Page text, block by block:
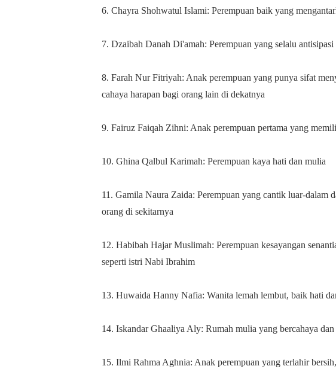
6. Chayra Shohwatul Islami: Perempuan baik yang
7. Dzaibah Danah Di'amah: Perempuan yang selalu
8. Farah Nur Fitriyah: Anak perempuan yang punya sifat
cahaya harapan bagi orang lain di dekatnya
9. Fairuz Faiqah Zihni: Anak perempuan pertama yang
10. Ghina Qalbul Karimah: Perempuan kaya hati dan mulia
11. Gamila Naura Zaida: Perempuan yang cantik luar-dalam
orang di sekitarnya
12. Habibah Hajar Muslimah: Perempuan kesayangan
seperti istri Nabi Ibrahim
13. Huwaida Hanny Nafia: Wanita lemah lembut, baik hati
14. Iskandar Ghaaliya Aly: Rumah mulia yang bercahaya
15. Ilmi Rahma Aghnia: Anak perempuan yang terlahir